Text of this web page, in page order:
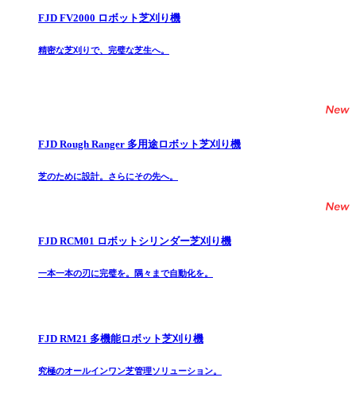
FJD FV2000 ロボット芝刈り機
精密な芝刈りで、完璧な芝生へ。
FJD Rough Ranger 多用途ロボット芝刈り機
芝のために設計。さらにその先へ。
FJD RCM01 ロボットシリンダー芝刈り機
一本一本の刃に完璧を。隅々まで自動化を。
FJD RM21 多機能ロボット芝刈り機
究極のオールインワン芝管理ソリューション。